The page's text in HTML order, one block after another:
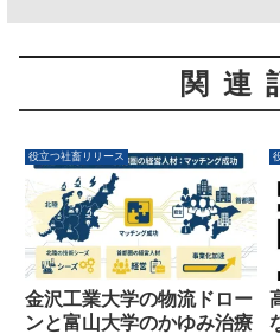
関連
役立つ社畜リリース
金沢工業大学の物流ドロー
ンと富山大学のかゆみ治療